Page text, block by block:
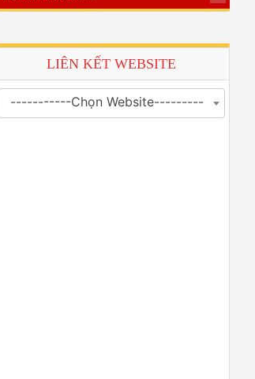
LIÊN KẾT WEBSITE
-----------Chọn Website---------